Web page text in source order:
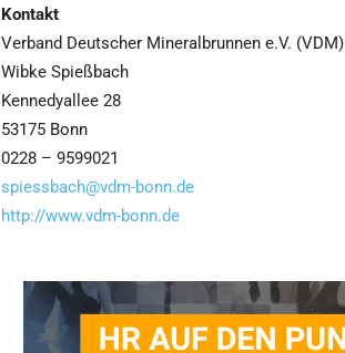
Kontakt
Verband Deutscher Mineralbrunnen e.V. (VDM)
Wibke Spießbach
Kennedyallee 28
53175 Bonn
0228 – 9599021
spiessbach@vdm-bonn.de
http://www.vdm-bonn.de